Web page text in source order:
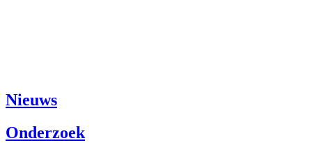
Nieuws
Onderzoek